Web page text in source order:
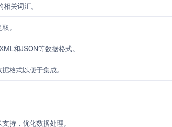
关词汇。
。
和JSON等数据格式。
格式以便于集成。
持，优化数据处理。